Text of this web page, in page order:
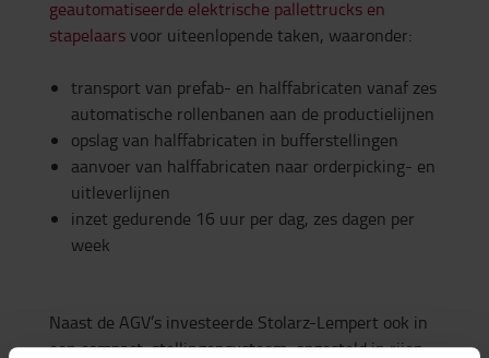
geautomatiseerde elektrische pallettrucks en
stapelaarsvoor uiteenlopende taken, waaronder:
transport van prefab- en halffabricaten vanaf zes
automatische rollenbanen aan de productielijnen
opslag van halffabricaten in bufferstellingen
aanvoer van halffabricaten naar orderpicking- en
uitleverlijnen
inzet gedurende 16 uur per dag, zes dagen per
week
Naast de AGV’s investeerde Stolarz-Lempert ook in
een compact stellingensysteem, opgesteld in rijen